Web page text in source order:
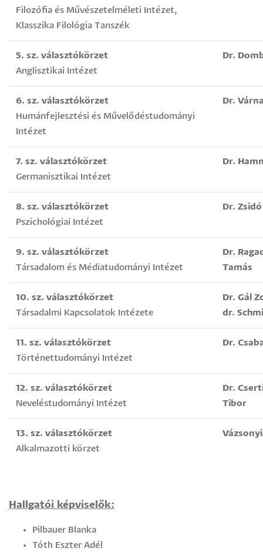
Filozófia és Művészetelméleti Intézet,
Klasszika Filológia Tanszék
5. sz. választókörzet
Anglisztikai Intézet
Dr.
6. sz. választókörzet
Humánfejlesztési és Művelődéstudományi
Intézet
Dr.
7. sz. választókörzet
Germanisztikai Intézet
Dr.
8. sz. választókörzet
Pszichológiai Intézet
Dr.
9. sz. választókörzet
Társadalom és Médiatudományi Intézet
Dr.
Tamás
10. sz. választókörzet
Társadalmi Kapcsolatok Intézete
Dr. Gál
dr.
11. sz. választókörzet
Történettudományi Intézet
Dr.
12. sz. választókörzet
Neveléstudományi Intézet
Dr.
Tibor
13. sz. választókörzet
Alkalmazotti körzet
Hallgatói képviselők:
Pilbauer Blanka
Tóth Eszter Adél